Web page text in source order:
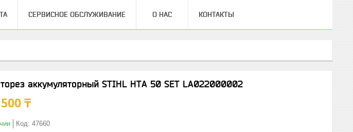
СЕРВИСНОЕ ОБСЛУЖИВАНИЕ О НАС КОНТАКТЫ
аккумуляторный STIHL НТA 50 SET LA022000002
₸
Код: 47660